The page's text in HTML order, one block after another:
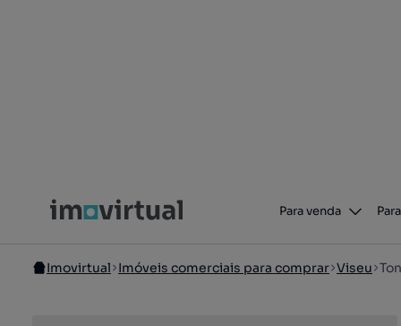
Para venda
Imovirtual Imóveis comerciais para comprar Viseu